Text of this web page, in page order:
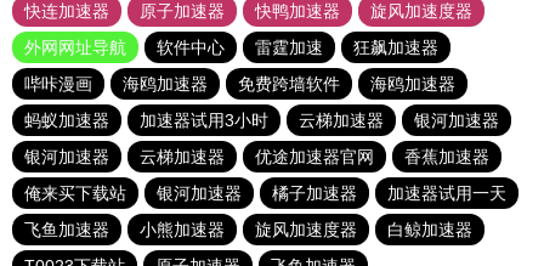
快连加速器
原子加速器 快鸭加速器
旋风加速度器
外网网址导航
软件中心 雷霆加速
狂飙加速器
哔咔漫画
海鸥加速器 免费跨墙软件
海鸥加速器
蚂蚁加速器
加速器试用3小时 云梯加速器
银河加速器
银河加速器
云梯加速器 优途加速器官网
香蕉加速器
俺来买下载站
银河加速器 橘子加速器
加速器试用一天
飞鱼加速器
小熊加速器 旋风加速度器
白鲸加速器